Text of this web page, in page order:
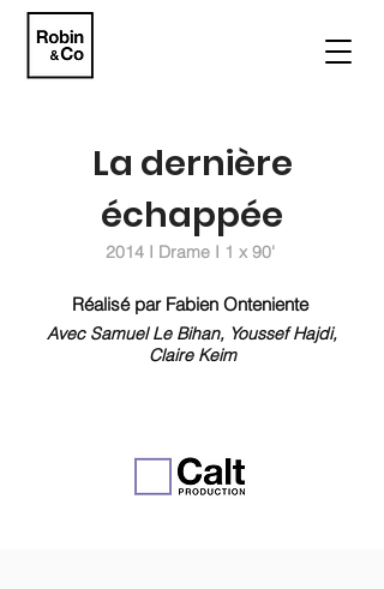
La dernière
échappée
2014 I Drame I 1 x 90'
Réalisé par Fabien Onteniente
Avec Samuel Le Bihan, Youssef Hajdi,
Claire Keim